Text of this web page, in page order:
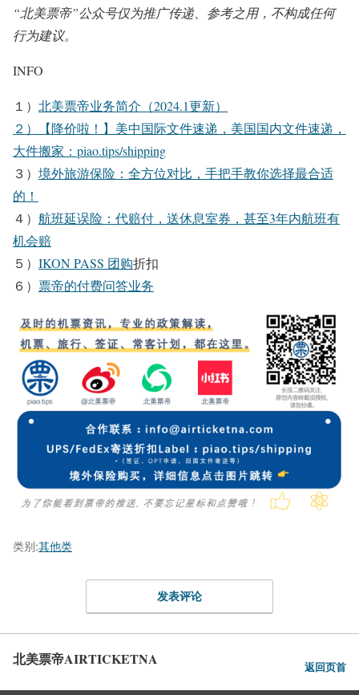
“北美票帝”公众号仅为推广传递、参考之用，不构成任何
行为建议。
INFO
１） 北美票帝业务简介（2024.1更新）
２）【降价啦！】美中国际文件速递，美国国内文件速递，
大件搬家： piao.tips/shipping
３） 境外旅游保险：全方位对比，手把手教你选择最合适
的！
４） 航班延误险：代赔付，送休息室券，甚至3年内航班有
机会赔
５） IKON PASS 团购折扣
６） 票帝的付费问答业务
类别:其他类
发表评论
北美票帝AIRTICKETNA 返回页首